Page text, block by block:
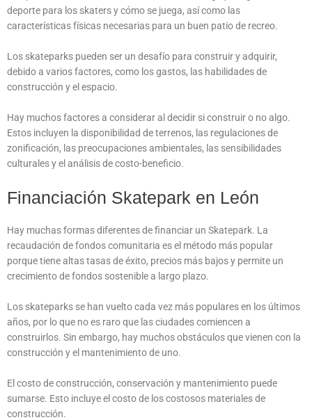
deporte para los skaters y cómo se juega, así como las
características físicas necesarias para un buen patio de recreo.
Los skateparks pueden ser un desafío para construir y adquirir,
debido a varios factores, como los gastos, las habilidades de
construcción y el espacio.
Hay muchos factores a considerar al decidir si construir o no algo.
Estos incluyen la disponibilidad de terrenos, las regulaciones de
zonificación, las preocupaciones ambientales, las sensibilidades
culturales y el análisis de costo-beneficio.
Financiación Skatepark en León
Hay muchas formas diferentes de financiar un Skatepark. La
recaudación de fondos comunitaria es el método más popular
porque tiene altas tasas de éxito, precios más bajos y permite un
crecimiento de fondos sostenible a largo plazo.
Los skateparks se han vuelto cada vez más populares en los últimos
años, por lo que no es raro que las ciudades comiencen a
construirlos. Sin embargo, hay muchos obstáculos que vienen con la
construcción y el mantenimiento de uno.
El costo de construcción, conservación y mantenimiento puede
sumarse. Esto incluye el costo de los costosos materiales de
construcción.